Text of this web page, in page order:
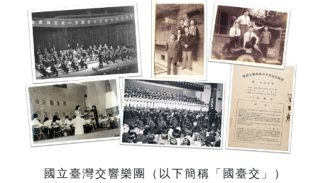
國立臺灣交響樂團（以下簡稱「國臺交」）